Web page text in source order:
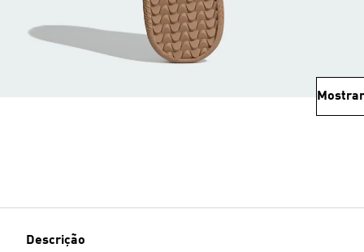
Descrição